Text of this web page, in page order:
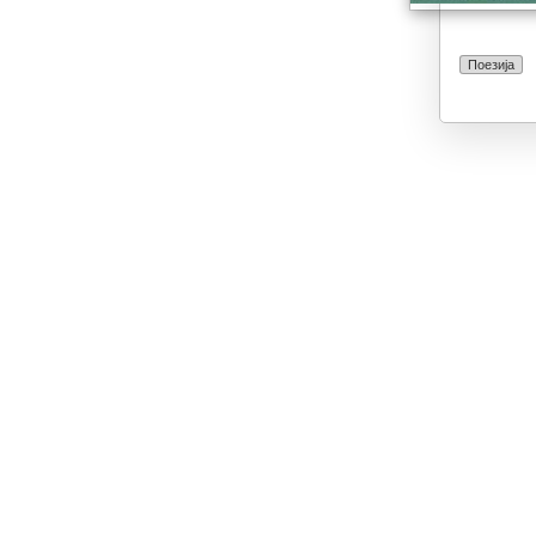
Поезија